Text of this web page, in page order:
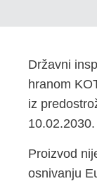
Državni
hranom
iz
Proizvod
osnivanju